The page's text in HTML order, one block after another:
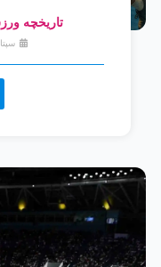
تاریخچه
سپتامبر